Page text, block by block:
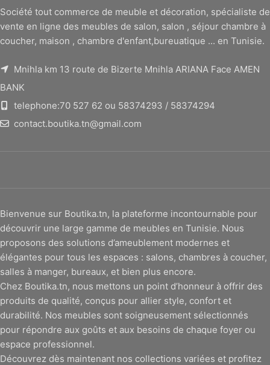
Société tout commerce de meuble et décoration, spécialiste de
vente en ligne des meubles de salon, salon , séjour chambre à
coucher, maison , chambre d'enfant,bureuatique ... en Tunisie.
Mnihla km 13 route de Bizerte Mnihla ARIANA Face AMEN
BANK
telephone:70 527 62 ou 58374293 / 58374294
contact.boutika.tn@gmail.com
Bienvenue sur Boutika.tn, la plateforme incontournable pour
découvrir une large gamme de meubles en Tunisie. Nous
proposons des solutions d’ameublement modernes et
élégantes pour tous les espaces : salons, chambres à coucher,
salles à manger, bureaux, et bien plus encore.
Chez Boutika.tn, nous mettons un point d’honneur à offrir des
produits de qualité, conçus pour allier style, confort et
durabilité. Nos meubles sont soigneusement sélectionnés
pour répondre aux goûts et aux besoins de chaque foyer ou
espace professionnel.
Découvrez dès maintenant nos collections variées et profitez